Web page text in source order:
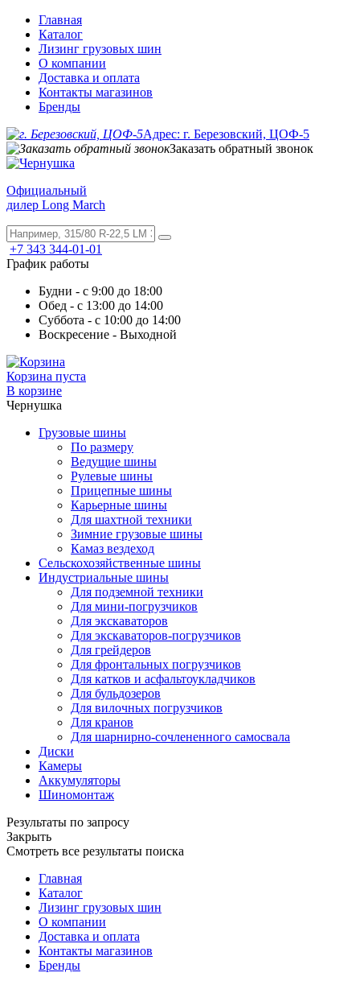
Главная
Каталог
Лизинг грузовых шин
О компании
Доставка и оплата
Контакты магазинов
Бренды
Адрес: г. Березовский, ЦОФ-5
Заказать обратный звонок
Официальный
дилер Long March
+7 343 344-01-01
График работы
Будни - с 9:00 до 18:00
Обед - с 13:00 до 14:00
Суббота - с 10:00 до 14:00
Воскресение - Выходной
Корзина пуста
В корзине
Чернушка
Грузовые шины
По размеру
Ведущие шины
Рулевые шины
Прицепные шины
Карьерные шины
Для шахтной техники
Зимние грузовые шины
Камаз вездеход
Сельскохозяйственные шины
Индустриальные шины
Для подземной техники
Для мини-погрузчиков
Для экскаваторов
Для экскаваторов-погрузчиков
Для грейдеров
Для фронтальных погрузчиков
Для катков и асфальтоукладчиков
Для бульдозеров
Для вилочных погрузчиков
Для кранов
Для шарнирно-сочлененного самосвала
Диски
Камеры
Аккумуляторы
Шиномонтаж
Результаты по запросу
Закрыть
Смотреть все результаты поиска
Главная
Каталог
Лизинг грузовых шин
О компании
Доставка и оплата
Контакты магазинов
Бренды